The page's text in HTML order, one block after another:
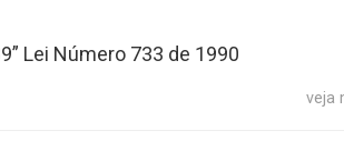
Lei Número 733 de 1990
veja